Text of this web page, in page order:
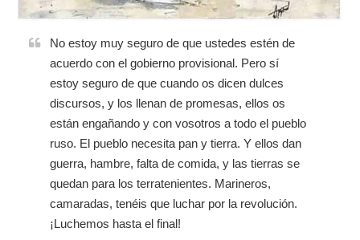
No estoy muy seguro de que ustedes estén de
acuerdo con el gobierno provisional. Pero sí
estoy seguro de que cuando os dicen dulces
discursos, y los llenan de promesas, ellos os
están engañando y con vosotros a todo el pueblo
ruso. El pueblo necesita pan y tierra. Y ellos dan
guerra, hambre, falta de comida, y las tierras se
quedan para los terratenientes. Marineros,
camaradas, tenéis que luchar por la revolución.
¡Luchemos hasta el final!